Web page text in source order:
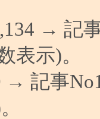
→ 記
表示)。
→ 記事